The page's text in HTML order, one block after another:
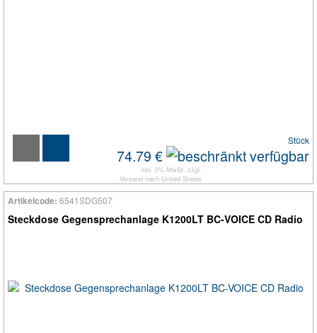
Stück
74.79 €
inkl. 0% MwSt. zzgl.
Versand nach United States
Artikelcode: 6541SDG507
Steckdose Gegensprechanlage K1200LT BC-VOICE CD Radio